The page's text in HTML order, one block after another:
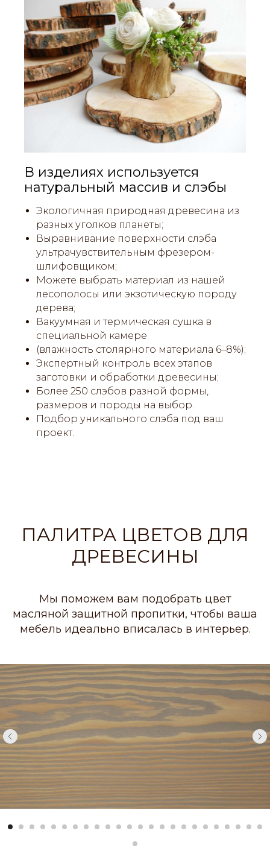
В изделиях используется
натуральный массив и слэбы
Экологичная природная древесина из
разных уголков планеты;
Выравнивание поверхности слэба
ультрачувствительным фрезером-
шлифовщиком;
Можете выбрать материал из нашей
лесополосы или экзотическую породу
дерева;
Вакуумная и термическая сушка в
специальной камере
(влажность столярного материала 6–8%);
Экспертный контроль всех этапов
заготовки и обработки древесины;
Более 250 слэбов разной формы,
размеров и породы на выбор.
Подбор уникального слэба под ваш
проект.
ПАЛИТРА ЦВЕТОВ ДЛЯ
ДРЕВЕСИНЫ
Мы поможем вам подобрать цвет
масляной защитной пропитки, чтобы ваша
мебель идеально вписалась в интерьер.